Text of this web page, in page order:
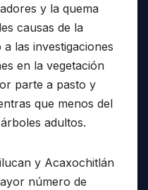
y la quema
causas de la
las investigaciones
en la vegetación
parte a pasto y
que menos del
adultos.
y Acaxochitlán
número de